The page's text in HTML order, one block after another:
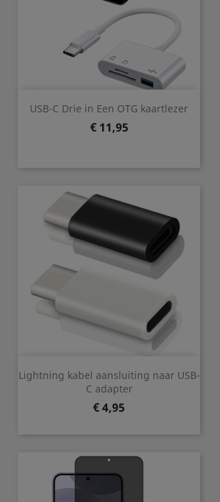
USB-C Drie in Een OTG kaartlezer
Prijs
€ 11,95
Lightning kabel aansluiting naar USB-
C adapter
Prijs
€ 4,95